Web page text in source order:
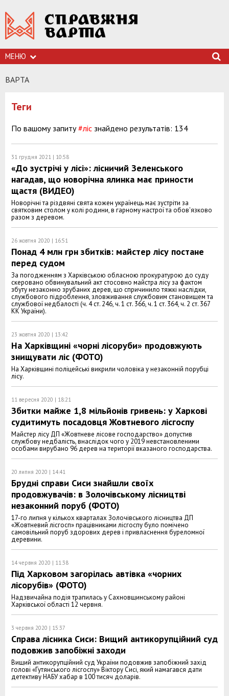
МЕНЮ
ВАРТА
Теги
По вашому запиту#ліс знайдено результатів: 134
31 грудня 2021 | 10:58
«До зустрічі у лісі»: лісничий Зеленського
нагадав, що новорічна ялинка має приности
щастя (ВИДЕО)
Новорічні та різдвяні свята кожен українець має зустріти за
святковим столом у колі родини, в гарному настрої та обов'язково
разом з деревом.
26 жовтня 2020 | 16:51
Понад 4 млн грн збитків: майстер лісу постане
перед судом
За погодженням з Харківською обласною прокуратурою до суду
скеровано обвинувальний акт стосовно майстра лісу за фактом
збуту незаконно зрубаних дерев, що спричинило тяжкі наслідки,
службового підроблення, зловживання службовим становищем та
службової недбалості (ч. 4 ст. 246, ч. 1 ст. 366, ч. 1 ст. 364, ч. 2 ст. 367
КК України).
23 жовтня 2020 | 13:42
На Харківщині «чорні лісоруби» продовжують
знищувати ліс (ФОТО)
На Харківщині поліцейські викрили чоловіка у незаконній порубці
лісу.
11 вересня 2020 | 18:21
Збитки майже 1,8 мільйонів гривень: у Харкові
судитимуть посадовця Жовтневого лісгоспу
Майстер лісу ДП «Жовтневе лісове господарство» допустив
службову недбалість, внаслідок чого у 2019 невстановленими
особами вирубано 96 дерев на території вказаного господарства.
20 липня 2020 | 14:41
Брудні справи Сиси знайшли своїх
продовжувачів: в Золочівському лісництві
незаконний поруб (ФОТО)
17-го липня у кількох кварталах Золочівського лісництва ДП
«Жовтневий лісгосп» працівниками лісгоспу було помічено
самовільний поруб здорових дерев і привласнення буреломної
деревини.
14 червня 2020 | 11:38
Під Харковом загорілась автівка «чорних
лісорубів» (ФОТО)
Надзвичайна подія трапилась у Сахновщинському районі
Харківської області 12 червня.
3 червня 2020 | 15:37
Справа лісника Сиси: Вищий антикорупційний суд
подовжив запобіжні заходи
Вищий антикорупційний суд України подовжив запобіжний захід
голові «Гутянського лісгоспу» Віктору Сисі, який намагався дати
детективу НАБУ хабар в 100 тисяч доларів.